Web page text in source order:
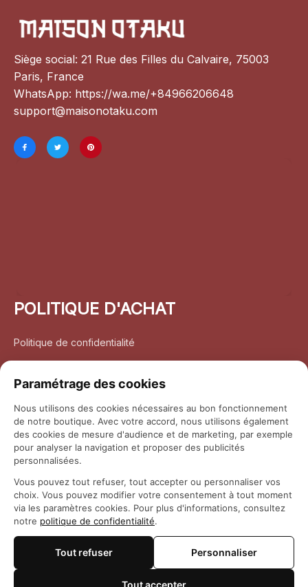
Siège social: 21 Rue des Filles du Calvaire, 75003
Paris, France
WhatsApp: https://wa.me/+84966206648
support@maisonotaku.com
POLITIQUE D'ACHAT
Politique de confidentialité
Politique de retour et remboursement
Coordonnées
Questions fréquemment posées
© 2026 Maison Otaku
Paramétrage des cookies
Nous utilisons des cookies nécessaires au bon fonctionnement
de notre boutique. Avec votre accord, nous utilisons également
des cookies de mesure d'audience et de marketing, par exemple
pour analyser la navigation et proposer des publicités
personnalisées.
Vous pouvez tout refuser, tout accepter ou personnaliser vos
choix. Vous pouvez modifier votre consentement à tout moment
via les paramètres cookies. Pour plus d'informations, consultez
notre politique de confidentialité.
Tout refuser Personnaliser
Tout accepter